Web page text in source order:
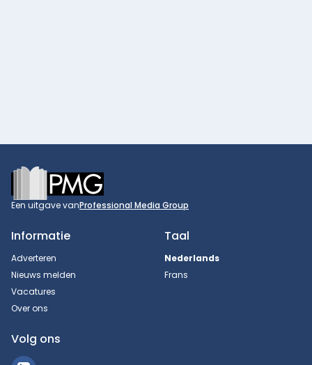
Footer
Een uitgave vanProfessional Media Group
Informatie
Adverteren
Nieuws melden
Vacatures
Over ons
Taal
Nederlands
Frans
Volg ons